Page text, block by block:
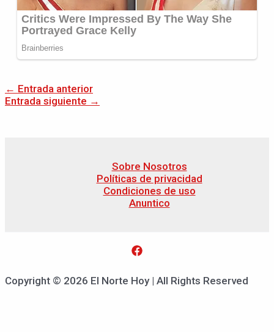
← Entrada anterior
Entrada siguiente →
Sobre Nosotros
Políticas de privacidad
Condiciones de uso
Anuntico
Copyright © 2026 El Norte Hoy | All Rights Reserved